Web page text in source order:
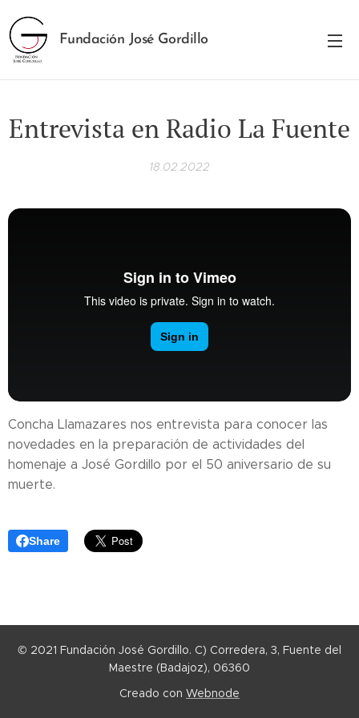
Fundación José Gordillo
Entrevista en Radio La Fuente
18.02.2022
Concha Llamazares nos entrevista para conocer las
novedades en la preparación de actividades del
homenaje a José Gordillo por el 50 aniversario de su
muerte.
Share
© 2021 Fundación José Gordillo. C) Corredera, 3, Fuente del
Maestre (Badajoz), 06360
Creado con Webnode